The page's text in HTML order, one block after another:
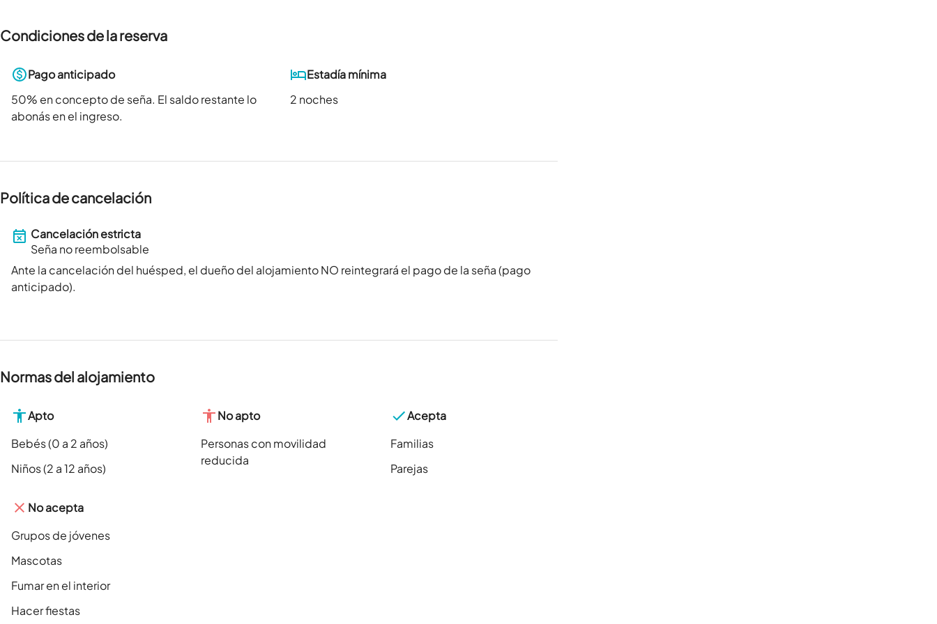
Condiciones de la reserva
Pago anticipado
50% en concepto de seña. El saldo restante lo
abonás en el ingreso.
Estadía mínima
2 noches
Política de cancelación
Cancelación estricta
Seña no reembolsable
Ante la cancelación del huésped, el dueño del alojamiento NO reintegrará el pago de la seña (pago
anticipado).
Normas del alojamiento
Apto
Bebés (0 a 2 años)
Niños (2 a 12 años)
No apto
Personas con movilidad
reducida
Acepta
Familias
Parejas
No acepta
Grupos de jóvenes
Mascotas
Fumar en el interior
Hacer fiestas